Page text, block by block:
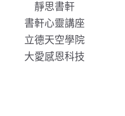
靜思書軒
書軒心靈講座
立德天空學院
大愛感恩科技